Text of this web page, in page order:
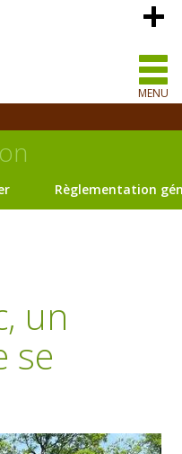
MENU
Règlementation
un
se